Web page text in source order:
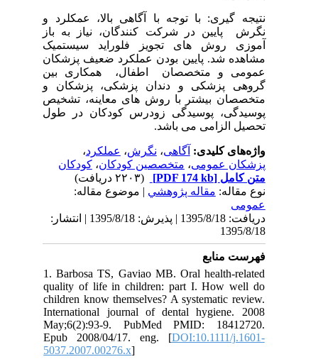
نتیجه گیری: با توجه با آگاهی بالا، عمکلرد و
نگرش پایین در شرکت کنندگان، نیاز به باز
آموزی روش های تجویز فلوراید سیستمیک
مشاهده شد. پایین بودن عملکرد ضعیف پزشکان
عمومی و متخصصان اطفال، همکاری بین
گروهی پزشکی و دندان پزشکی، پزشکان و
متخصصان بیشتر با روش های معاینه، تشخیص
پوسیدگی، پوسیدگی زودرس کودکان در طول
تحصیل الزامی می باشد.
واژه‌های کلیدی:آگاهی،نگرش،عملکرد ،
پزشکان عمومی،متخصصین کودکان،کودکان
متن کامل[PDF 174 kb]
نوع مقاله:مقاله پژوهشي| موضوع مقاله:
عمومى
دریافت: 1395/8/18 | پذیرش: 1395/8/18 | انتشار:
1395/8/18
فهرست منابع
1. Barbosa TS, Gaviao MB. Oral health-related
quality of life in children: part I. How well do
children know themselves? A systematic review.
International journal of dental hygiene. 2008
May;6(2):93-9. PubMed PMID: 18412720.
Epub 2008/04/17. eng. [DOI:10.1111/j.1601-
5037.2007.00276.x